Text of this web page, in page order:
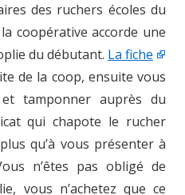
des ruchers écoles du
coopérative accorde une
du débutant. La fiche
de la coop, ensuite vous
tamponner auprès du
qui chapote le rucher
qu’à vous présenter à
n’êtes pas obligé de
vous n’achetez que ce